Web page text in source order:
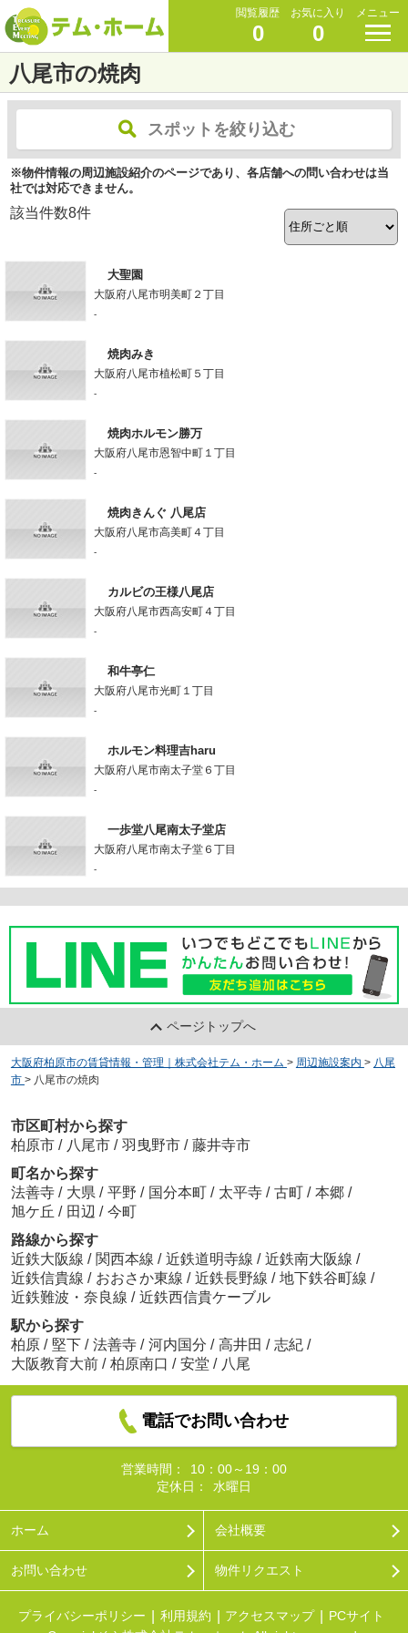
閲覧履歴
0
お気に入り
0
メニュー
八尾市の焼肉
スポットを絞り込む
※物件情報の周辺施設紹介のページであり、各店舗への問い合わせは当
社では対応できません。
該当件数8件
大聖園
大阪府八尾市明美町２丁目
-
焼肉みき
大阪府八尾市植松町５丁目
-
焼肉ホルモン勝万
大阪府八尾市恩智中町１丁目
-
焼肉きんぐ 八尾店
大阪府八尾市高美町４丁目
-
カルビの王様八尾店
大阪府八尾市西高安町４丁目
-
和牛亭仁
大阪府八尾市光町１丁目
-
ホルモン料理吉haru
大阪府八尾市南太子堂６丁目
-
一歩堂八尾南太子堂店
大阪府八尾市南太子堂６丁目
-
ページトップへ
大阪府柏原市の賃貸情報・管理｜株式会社テム・ホーム > 周辺施設案内 > 八尾
市 > 八尾市の焼肉
市区町村から探す
柏原市 / 八尾市 / 羽曳野市 / 藤井寺市
町名から探す
法善寺 / 大県 / 平野 / 国分本町 / 太平寺 / 古町 / 本郷 /
旭ケ丘 / 田辺 / 今町
路線から探す
近鉄大阪線 / 関西本線 / 近鉄道明寺線 / 近鉄南大阪線 /
近鉄信貴線 / おおさか東線 / 近鉄長野線 / 地下鉄谷町線 /
近鉄難波・奈良線 / 近鉄西信貴ケーブル
駅から探す
柏原 / 堅下 / 法善寺 / 河内国分 / 高井田 / 志紀 /
大阪教育大前 / 柏原南口 / 安堂 / 八尾
電話でお問い合わせ
営業時間：
10：00～19：00
定休日：
水曜日
ホーム 会社概要
お問い合わせ 物件リクエスト
プライバシーポリシー 利用規約 アクセスマップ
PCサイト